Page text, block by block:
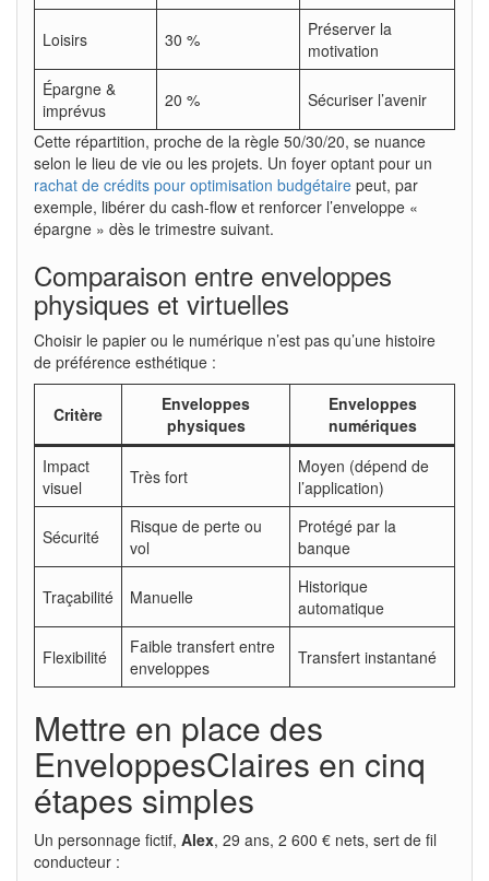
Loisirs 30 %
Préserver la
motivation
Épargne &
imprévus
20 %
Sécuriser l’avenir
Cette répartition, proche de la règle 50/30/20, se nuance
selon le lieu de vie ou les projets. Un foyer optant pour un
rachat de crédits pour optimisation budgétaire peut, par
exemple, libérer du cash-flow et renforcer l’enveloppe «
épargne » dès le trimestre suivant.
Comparaison entre enveloppes
physiques et virtuelles
Choisir le papier ou le numérique n’est pas qu’une histoire
de préférence esthétique :
Critère
Enveloppes
physiques
Enveloppes
numériques
Impact
visuel
Très fort
Moyen (dépend de
l’application)
Sécurité
Risque de perte ou
vol
Protégé par la
banque
Traçabilité Manuelle
Historique
automatique
Flexibilité
Faible transfert entre
enveloppes
Transfert instantané
Mettre en place des
EnveloppesClaires en cinq
étapes simples
Un personnage fictif, Alex, 29 ans, 2 600 € nets, sert de fil
conducteur :